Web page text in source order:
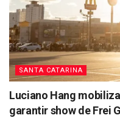
SANTA CATARINA
Luciano Hang
garantir show de Frei